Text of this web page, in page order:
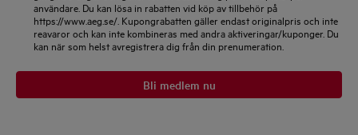
användare. Du kan lösa in rabatten vid köp av tillbehör på
https://www.aeg.se/. Kupongrabatten gäller endast originalpris och inte
reavaror och kan inte kombineras med andra aktiveringar/kuponger. Du
kan när som helst avregistrera dig från din prenumeration.
Bli medlem nu